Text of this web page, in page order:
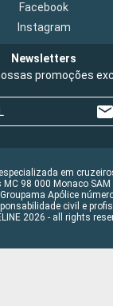
Facebook
Instagram
Newsletters
promoções
em
98 000 Monaco
Apólice
civil e
2026 - all rights